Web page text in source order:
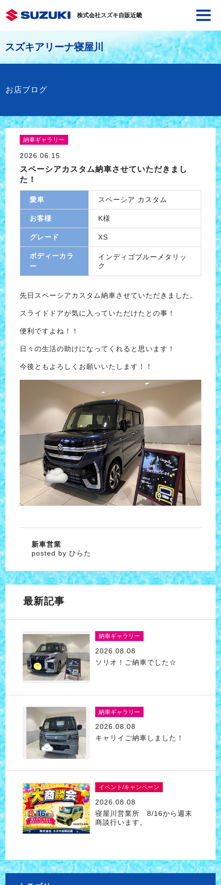
株式会社スズキ自販近畿
スズキアリーナ寝屋川
お店ブログ
納車ギャラリー
2026.06.15
スペーシアカスタム納車させていただきまし
た！
愛車 スペーシア カスタム
お客様 K様
グレード XS
ボディーカラ
ー
インディゴブルーメタリッ
ク
先日スペーシアカスタム納車させていただきました。
スライドドアが気に入っていただけたとの事！
便利ですよね！！
日々の生活の助けになってくれると思います！
今後ともよろしくお願いいたします！！
新車営業
posted by ひらた
最新記事
納車ギャラリー
2026.08.08
ソリオ！ご納車でした☆
納車ギャラリー
2026.08.08
キャリイご納車しました！
イベント/キャンペーン
2026.08.08
寝屋川営業所 8/16から週末
商談行います。